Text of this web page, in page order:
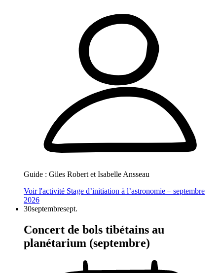
Guide : Giles Robert et Isabelle Ansseau
Voir l'activité Stage d’initiation à l’astronomie – septembre
2026
30septembresept.
Concert de bols tibétains au
planétarium (septembre)